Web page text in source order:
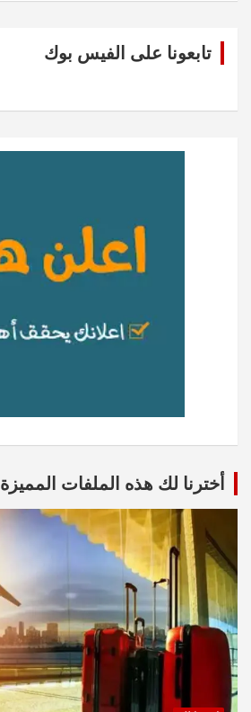
تابعونا على الفيس بوك
أخترنا لك هذه الملفات المميزة